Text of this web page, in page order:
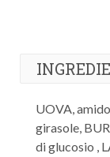
UOVA,
girasole,
di glucosio ,